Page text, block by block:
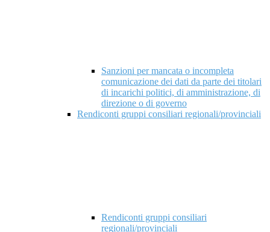
Sanzioni per mancata o incompleta
comunicazione dei dati da parte dei titolari
di incarichi politici, di amministrazione, di
direzione o di governo
Rendiconti gruppi consiliari regionali/provinciali
Rendiconti gruppi consiliari
regionali/provinciali